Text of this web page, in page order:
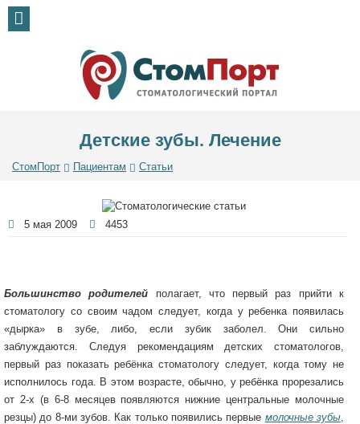
Детские зубы. Лечение
СтомПорт Пациентам Статьи
5 мая 2009 4453
Большинство родителей полагает, что первый раз прийти к
стоматологу со своим чадом следует, когда у ребенка появилась
«дырка» в зубе, либо, если зубик заболел. Они сильно
заблуждаются. Следуя рекомендациям детских стоматологов,
первый раз показать ребёнка стоматологу следует, когда тому не
исполнилось года. В этом возрасте, обычно, у ребёнка прорезались
от 2-х (в 6-8 месяцев появляются нижние центральные молочные
резцы) до 8-ми зубов. Как только появились первые молочные зубы